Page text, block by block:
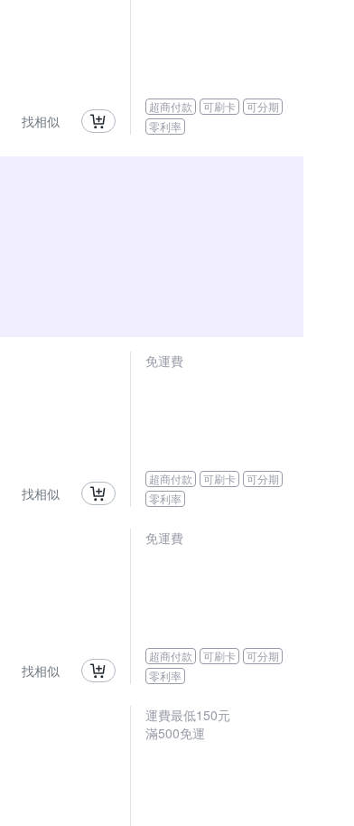
找相似
超商付款 可刷卡
可分期
零利率
找相似
免運費
超商付款 可刷卡
可分期
零利率
找相似
免運費
超商付款 可刷卡
可分期
零利率
運費最低150元
滿500免運